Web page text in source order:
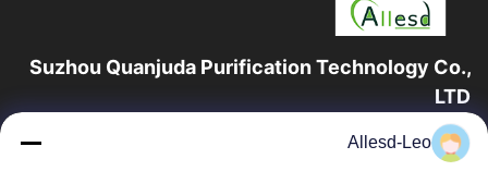
Suzhou Quanjuda Purification Technology Co.,
LTD
16 عامًا من الخبرة ، بصفتنا مصنعًا ومصدرًا رائدًا لمنتجات البيئة والتنمية
المستدامة وغرف الأبحاث ، فإننا نقدم مجموعة كاملة من معدات
Allesd-Leo